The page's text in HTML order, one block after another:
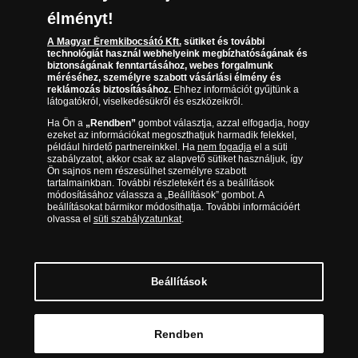
Az érmék és érmek ára és értéke
Gyakran ismételt kérdések
Adatkezelés
17.00 óra között, péntekenként 9.00 és 15.00 óra
között)
Cégjegyzékszám: 01-09-957944, Adószám: 23275395-2-41 A Társaság a
Magyar Kereskedelmi Engedélyezési Hivatal Nemesfémvizsgáló és
Hitelesítő Hatóság (1089 Budapest, Bláthy Ottó utca 3-5.)
engedélyéhez kötött tevékenységet folytat. Kereskedelmi engedély
© Copyright 2026 - Magyar Éremkibocsátó Kft.
élményt!
A Magyar Éremkibocsátó Kft.sütiket és további
technológiát használ webhelyeink megbízhatóságának és
biztonságának fenntartásához, webes forgalmunk
méréséhez, személyre szabott vásárlási élmény és
reklámozás biztosításához.Ehhez információt gyűjtünk a
látogatókról, viselkedésükről és eszközeikről.
Ha Ön a „Rendben”gombot választja, azzal elfogadja, hogy
ezeket az információkat megoszthatjuk harmadik felekkel,
például hirdető partnereinkkel. Ha nem fogadjael a süti
szabályzatot, akkor csak az alapvető sütiket használjuk, így
Ön sajnos nem részesülhet személyre szabott
tartalmainkban. További részletekért és a beállítások
módosításához válassza a „Beállítások” gombot. A
beállításokat bármikor módosíthatja. További információért
olvassa el süti szabályzatunkat.
Beállítások
Rendben